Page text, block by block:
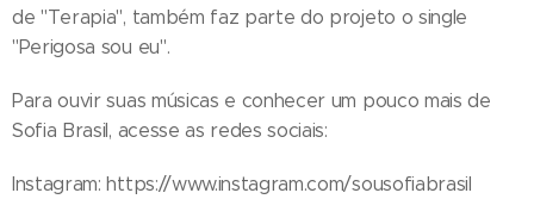
de "Terapia", também faz parte do projeto o single
"Perigosa sou eu".
Para ouvir suas músicas e conhecer um pouco mais de
Sofia Brasil, acesse as redes sociais:
Instagram: https://www.instagram.com/sousofiabrasil